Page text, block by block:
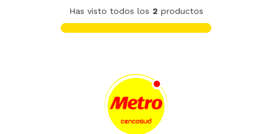
Has visto todos los 2 productos